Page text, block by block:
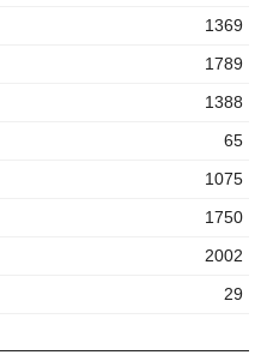
1369
1789
1388
65
1075
1750
2002
29